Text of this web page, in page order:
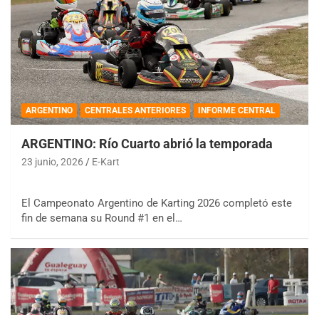
ARGENTINO CENTRALES ANTERIORES INFORME CENTRAL
ARGENTINO: Río Cuarto abrió la temporada
23 junio, 2026 E-Kart
El Campeonato Argentino de Karting 2026 completó este
fin de semana su Round #1 en el…